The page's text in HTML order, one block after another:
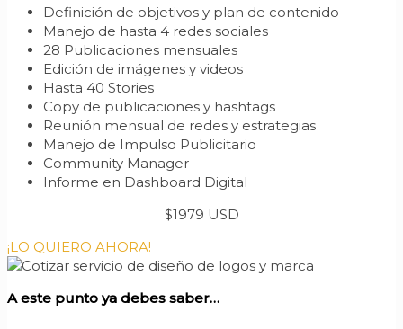
Definición de objetivos y plan de contenido
Manejo de hasta 4 redes sociales
28 Publicaciones mensuales
Edición de imágenes y videos
Hasta 40 Stories
Copy de publicaciones y hashtags
Reunión mensual de redes y estrategias
Manejo de Impulso Publicitario
Community Manager
Informe en Dashboard Digital​
$1979 USD
¡LO QUIERO AHORA!
A este punto ya debes saber…